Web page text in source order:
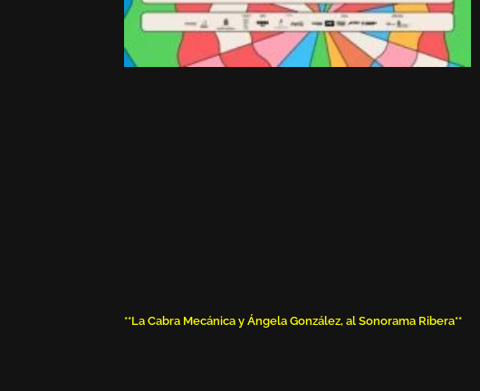
**La Cabra Mecánica y Ángela González, al Sonorama Ribera**